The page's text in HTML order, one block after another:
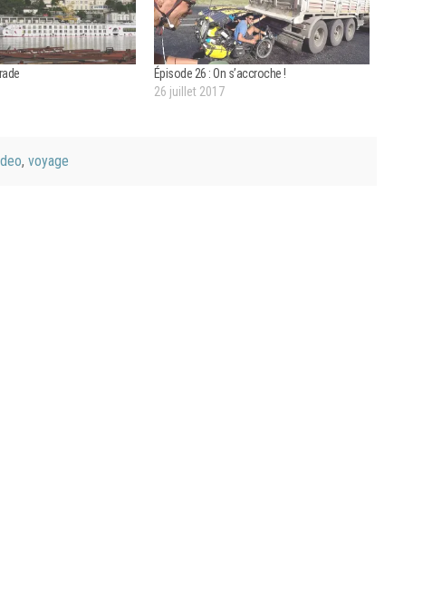
Épisode 26 : On s’accroche !
26 juillet 2017
, voyage